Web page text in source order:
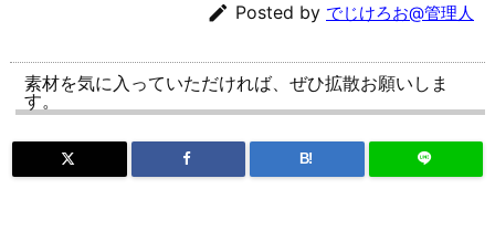
 Posted by でじけろお@管理人
素材を気に入っていただければ、ぜひ拡散お願いしま
す。
B!